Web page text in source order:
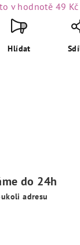
v hodnotě 49 Kč
Hlídat
do 24h
adresu